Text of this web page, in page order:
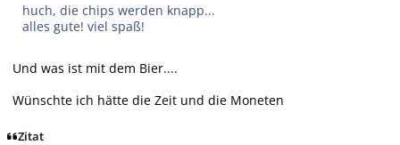
huch, die chips werden knapp...
alles gute! viel spaß!
Und was ist mit dem Bier....
Wünschte ich hätte die Zeit und die Moneten
Zitat